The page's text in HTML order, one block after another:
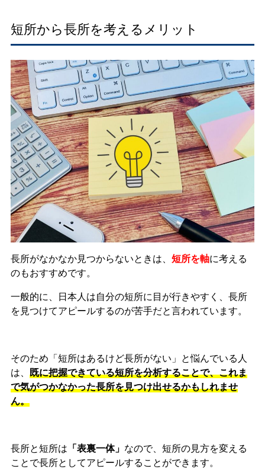
短所から長所を考えるメリット
長所がなかなか見つからないときは、 短所を軸に考える
のもおすすめです。
一般的に、日本人は自分の短所に目が行きやすく、長所
を見つけてアピールするのが苦手だと言われています。
そのため「短所はあるけど長所がない」と悩んでいる人
は、 既に把握できている短所を分析することで、これま
で気がつかなかった長所を見つけ出せるかもしれませ
ん。
長所と短所は 「表裏一体」 なので、短所の見方を変える
ことで長所としてアピールすることができます。